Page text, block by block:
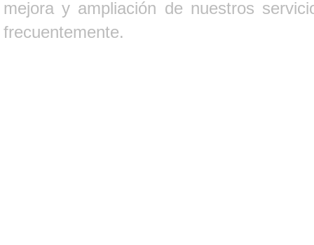
mejora y ampliación de nuestros
frecuentemente.